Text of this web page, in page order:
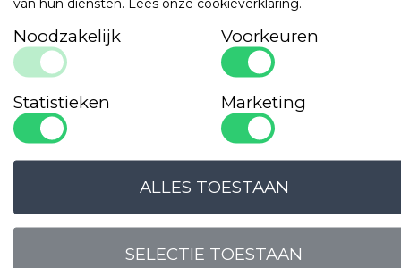
Noodzakelijk Voorkeuren
Statistieken Marketing
SELECTIE TOESTAAN
ALLES TOESTAAN